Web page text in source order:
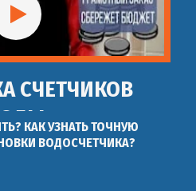
СЧЕТЧИКОВ
КАК УЗНАТЬ ТОЧНУЮ
ВОДОСЧЕТЧИКА?